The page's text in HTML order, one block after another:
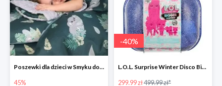
Poszewki dla dzieci w Smyku do -45%
45%
-40%
L.O.L. Surprise Winter Disco Bigger Surprise Zestaw laleczek w walizce -40%
299.99 zł499.99 zł*